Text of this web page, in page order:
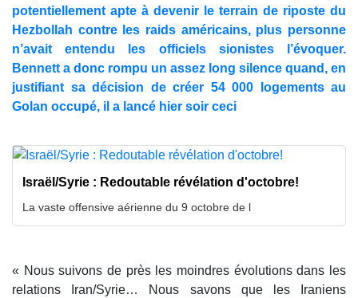
potentiellement apte à devenir le terrain de riposte du
Hezbollah contre les raids américains, plus personne
n’avait entendu les officiels sionistes l’évoquer.
Bennett a donc rompu un assez long silence quand, en
justifiant sa décision de créer 54 000 logements au
Golan occupé, il a lancé hier soir ceci
Israël/Syrie : Redoutable révélation d'octobre!
La vaste offensive aérienne du 9 octobre de l
« Nous suivons de près les moindres évolutions dans les
relations Iran/Syrie… Nous savons que les Iraniens